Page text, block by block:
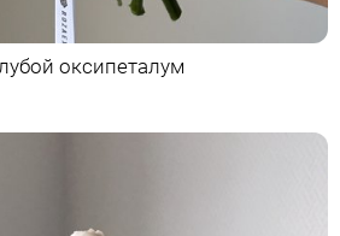
оксипеталум